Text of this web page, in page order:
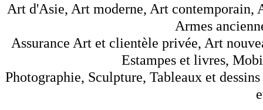
Art d'Asie, Art moderne, Art contemporain,
Armes
Assurance Art et clientèle privée, Art
Estampes et livres,
Photographie, Sculpture, Tableaux et